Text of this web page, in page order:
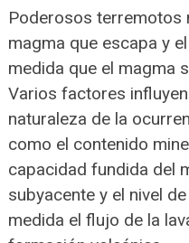
Poderosos terremotos
magma que escapa y
medida que el magma
Varios factores
naturaleza de la
como el contenido
capacidad fundida del
subyacente y el nivel
medida el flujo de la